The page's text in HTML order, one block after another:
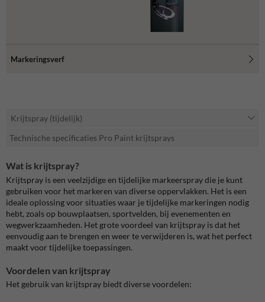
Markeringsverf
Krijtspray (tijdelijk)
Technische specificaties Pro Paint krijtsprays
Wat is krijtspray?
Krijtspray is een veelzijdige en tijdelijke markeerspray die je kunt
gebruiken voor het markeren van diverse oppervlakken. Het is een
ideale oplossing voor situaties waar je tijdelijke markeringen nodig
hebt, zoals op bouwplaatsen, sportvelden, bij evenementen en
wegwerkzaamheden. Het grote voordeel van krijtspray is dat het
eenvoudig aan te brengen en weer te verwijderen is, wat het perfect
maakt voor tijdelijke toepassingen.
Voordelen van krijtspray
Het gebruik van krijtspray biedt diverse voordelen: